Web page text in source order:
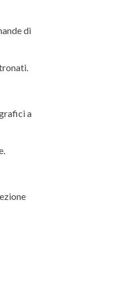
di
a